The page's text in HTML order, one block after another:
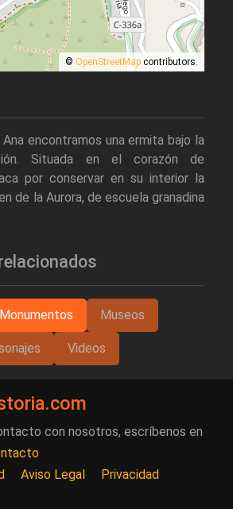
© OpenStreetMap contributors.
encontramos una ermita bajo la
Situada en el corazón de
por conservar en su interior la
de la Aurora, de escuela granadina
Monumentos Museos
Videos
con nosotros, escríbenos en
Aviso Legal Privacidad